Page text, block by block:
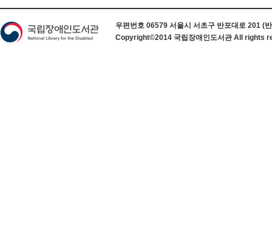
우편번호 06579 서울시 서초구 반포대로 201 (
Copyright©2014 국립장애인도서관 All rights